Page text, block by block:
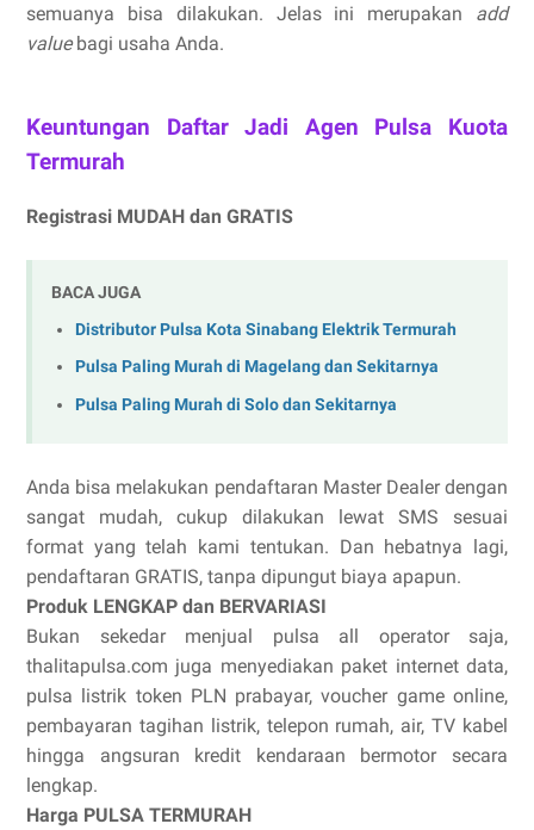
semuanya bisa dilakukan. Jelas ini merupakan add
valuebagi usaha Anda.
Keuntungan Daftar Jadi Agen Pulsa Kuota
Termurah
Registrasi MUDAH dan GRATIS
BACA JUGA
Distributor Pulsa Kota Sinabang Elektrik Termurah
Pulsa Paling Murah di Magelang dan Sekitarnya
Pulsa Paling Murah di Solo dan Sekitarnya
Anda bisa melakukan pendaftaran Master Dealer dengan
sangat mudah, cukup dilakukan lewat SMS sesuai
format yang telah kami tentukan. Dan hebatnya lagi,
pendaftaran GRATIS, tanpa dipungut biaya apapun.
Produk LENGKAP dan BERVARIASI
Bukan sekedar menjual pulsa all operator saja,
thalitapulsa.com juga menyediakan paket internet data,
pulsa listrik token PLN prabayar, voucher game online,
pembayaran tagihan listrik, telepon rumah, air, TV kabel
hingga angsuran kredit kendaraan bermotor secara
lengkap.
Harga PULSA TERMURAH